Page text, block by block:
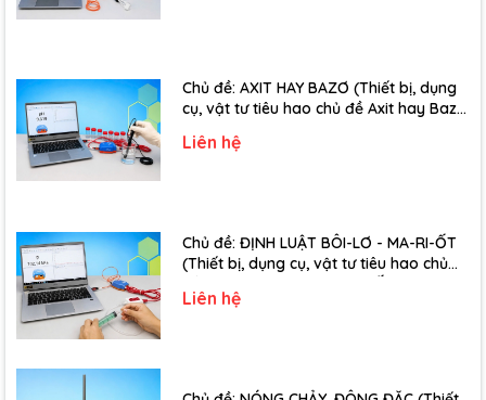
Chủ đề: AXIT HAY BAZƠ (Thiết bị, dụng
cụ, vật tư tiêu hao chủ đề Axit hay Bazơ
Liên hệ
Chủ đề: ĐỊNH LUẬT BÔI-LƠ - MA-RI-ỐT
(Thiết bị, dụng cụ, vật tư tiêu hao chủ
Liên hệ